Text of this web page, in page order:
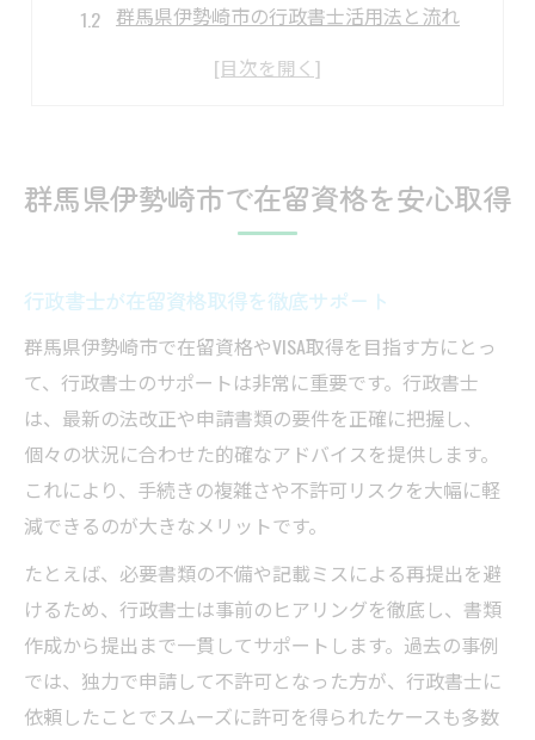
群馬県伊勢崎市の行政書士活用法と流れ
行政書士によるVISA手続きの安心ポイント
ビザ申請なら行政書士のサポートが鍵
行政書士が明かすビザ申請成功の秘訣
ビザ申請時に行政書士へ相談すべき理由
行政書士が解説する申請書類準備の要点
行政書士依頼で不許可リスクを減らす方法
申請失敗を防ぐ行政書士の選び方
行政書士選びで申請失敗を防ぐ基準
群馬県伊勢崎市で信頼できる行政書士像
行政書士の専門性と実績が選定の決め手
ビザサポートに強い行政書士とは何か
行政書士選択時のピンクカード確認方法
在留資格更新に役立つポイント解説
行政書士が教える在留資格更新の流れ
群馬県伊勢崎市で在留資格を安心取得
行政書士が在留資格取得を徹底サポート
群馬県伊勢崎市で在留資格やVISA取得を目指す方にとっ
て、行政書士のサポートは非常に重要です。行政書士
は、最新の法改正や申請書類の要件を正確に把握し、
個々の状況に合わせた的確なアドバイスを提供します。
これにより、手続きの複雑さや不許可リスクを大幅に軽
減できるのが大きなメリットです。
たとえば、必要書類の不備や記載ミスによる再提出を避
けるため、行政書士は事前のヒアリングを徹底し、書類
作成から提出まで一貫してサポートします。過去の事例
では、独力で申請して不許可となった方が、行政書士に
依頼したことでスムーズに許可を得られたケースも多数